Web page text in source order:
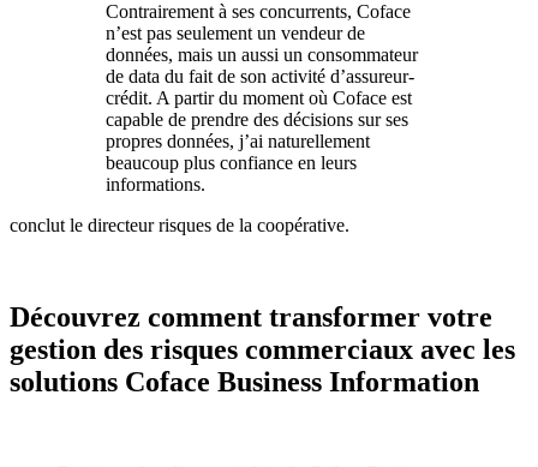
Contrairement à ses concurrents, Coface
n’est pas seulement un vendeur de
données, mais un aussi un consommateur
de data du fait de son activité d’assureur-
crédit. A partir du moment où Coface est
capable de prendre des décisions sur ses
propres données, j’ai naturellement
beaucoup plus confiance en leurs
informations.
conclut le directeur risques de la coopérative.
Découvrez comment transformer votre
gestion des risques commerciaux avec les
solutions Coface Business Information